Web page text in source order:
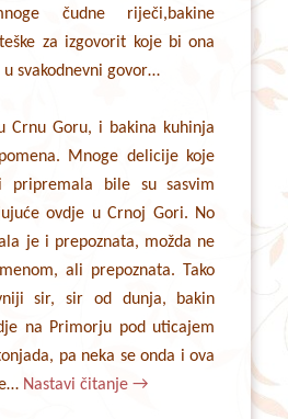
čudne riječi,bakine
za izgovorit koje bi ona
svakodnevni govor…
Crnu Goru, i bakina kuhinja
Mnoge delicije koje
pripremala bile su sasvim
ovdje u Crnoj Gori. No
je i prepoznata, možda ne
ali prepoznata. Tako
sir, sir od dunja, bakin
na Primorju pod uticajem
pa neka se onda i ova
Nastavi čitanje→